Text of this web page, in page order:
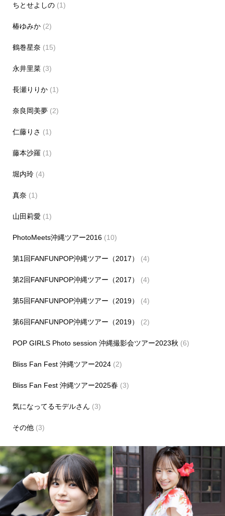
ちとせよしの(1)
椿ゆみか(2)
鶴巻星奈 (15)
永井里菜(3)
長瀬りりか(1)
奈良岡美夢(2)
仁藤りさ (1)
藤本沙羅(1)
堀内玲(4)
真奈 (1)
山田莉愛(1)
PhotoMeets沖縄ツアー2016(10)
第1回FANFUNPOP沖縄ツアー（2017） (4)
第2回FANFUNPOP沖縄ツアー（2017） (4)
第5回FANFUNPOP沖縄ツアー（2019） (4)
第6回FANFUNPOP沖縄ツアー（2019） (2)
POP GIRLS Photo session 沖縄撮影会ツアー2023秋 (6)
Bliss Fan Fest 沖縄ツアー2024(2)
Bliss Fan Fest 沖縄ツアー2025春 (3)
気になってるモデルさん (3)
その他(3)